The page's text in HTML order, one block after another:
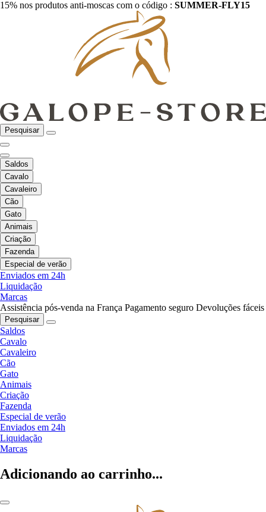
15% nos produtos anti-moscas com o código : SUMMER-FLY15
Pesquisar
Saldos
Cavalo
Cavaleiro
Cão
Gato
Animais
Criação
Fazenda
Especial de verão
Enviados em 24h
Liquidação
Marcas
Assistência pós-venda na França Pagamento seguro Devoluções fáceis
Pesquisar
Saldos
Cavalo
Cavaleiro
Cão
Gato
Animais
Criação
Fazenda
Especial de verão
Enviados em 24h
Liquidação
Marcas
Adicionando ao carrinho...